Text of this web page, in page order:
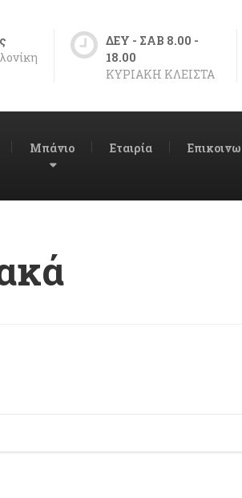
ΔΕΥ - ΣΑΒ 8.00 -
18.00
ΚΥΡΙΑΚΗ ΚΛΕΙΣΤΑ
Μπάνιο Εταιρία